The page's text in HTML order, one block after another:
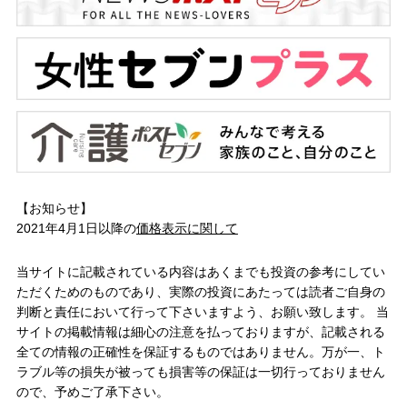
【お知らせ】
2021年4月1日以降の価格表示に関して
当サイトに記載されている内容はあくまでも投資の参考にしてい
ただくためのものであり、実際の投資にあたっては読者ご自身の
判断と責任において行って下さいますよう、お願い致します。 当
サイトの掲載情報は細心の注意を払っておりますが、記載される
全ての情報の正確性を保証するものではありません。万が一、ト
ラブル等の損失が被っても損害等の保証は一切行っておりません
ので、予めご了承下さい。